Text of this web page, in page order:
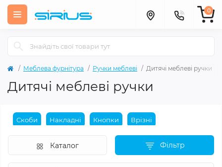
0
Меблева фурнітура Ручки меблеві Дитячі меблеві ручки
Дитячі меблеві ручки
Скоби Накладні Кнопки Врізні
Каталог Фільтр